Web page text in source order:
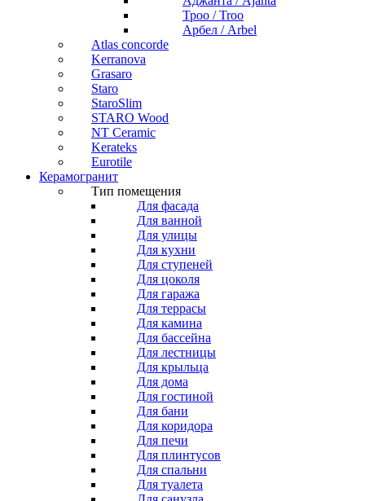
Троо / Troo
Арбел / Arbel
Atlas concorde
Kerranova
Grasaro
Staro
StaroSlim
STARO Wood
NT Ceramic
Kerateks
Eurotile
Керамогранит
Тип помещения
Для фасада
Для ванной
Для улицы
Для кухни
Для ступеней
Для цоколя
Для гаража
Для террасы
Для камина
Для бассейна
Для лестницы
Для крыльца
Для дома
Для гостиной
Для бани
Для коридора
Для печи
Для плинтусов
Для спальни
Для туалета